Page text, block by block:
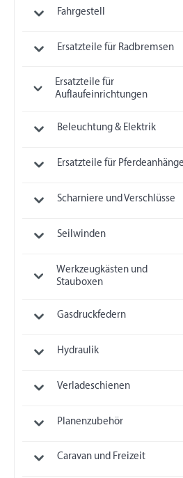
Fahrgestell
Ersatzteile für Radbremsen
Ersatzteile für
Auflaufeinrichtungen
Beleuchtung & Elektrik
Ersatzteile für
Scharniere und Verschlüsse
Seilwinden
Werkzeugkästen und
Stauboxen
Gasdruckfedern
Hydraulik
Verladeschienen
Planenzubehör
Caravan und Freizeit